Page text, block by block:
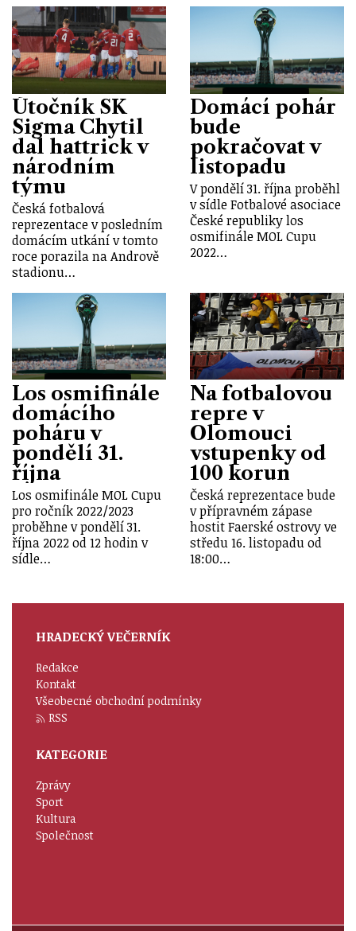
Útočník SK
Sigma Chytil
dal hattrick v
národním
týmu
Česká fotbalová
reprezentace v posledním
domácím utkání v tomto
roce porazila na Andrově
stadionu…
Domácí pohár
bude
pokračovat v
listopadu
V pondělí 31. října proběhl
v sídle Fotbalové asociace
České republiky los
osmifinále MOL Cupu
2022…
Los osmifinále
domácího
poháru v
pondělí 31.
října
Los osmifinále MOL Cupu
pro ročník 2022/2023
proběhne v pondělí 31.
října 2022 od 12 hodin v
sídle…
Na fotbalovou
repre v
Olomouci
vstupenky od
100 korun
Česká reprezentace bude
v přípravném zápase
hostit Faerské ostrovy ve
středu 16. listopadu od
18:00…
HRADECKÝ VEČERNÍK
Redakce
Kontakt
Všeobecné obchodní podmínky
RSS
KATEGORIE
Zprávy
Sport
Kultura
Společnost